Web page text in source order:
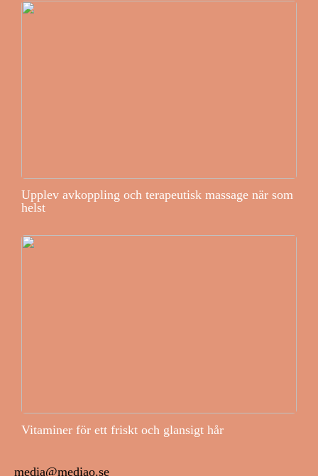
Upplev avkoppling och terapeutisk massage när som
helst
Vitaminer för ett friskt och glansigt hår
media@mediao.se